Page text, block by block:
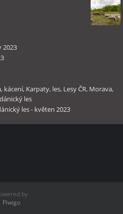
2023
, kácení, Karpaty, les, Lesy ČR, Morava,
les
les - květen 2023
by
Piwigo